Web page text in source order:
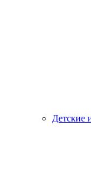
Детские